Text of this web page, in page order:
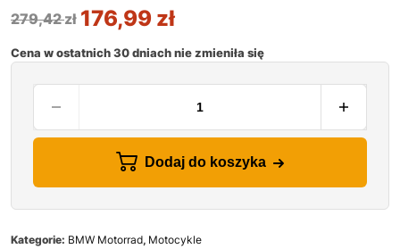
279,42zł 176,99 zł
Cena w ostatnich 30 dniach nie zmieniła się
Dodaj do koszyka
Kategorie: BMW Motorrad, Motocykle